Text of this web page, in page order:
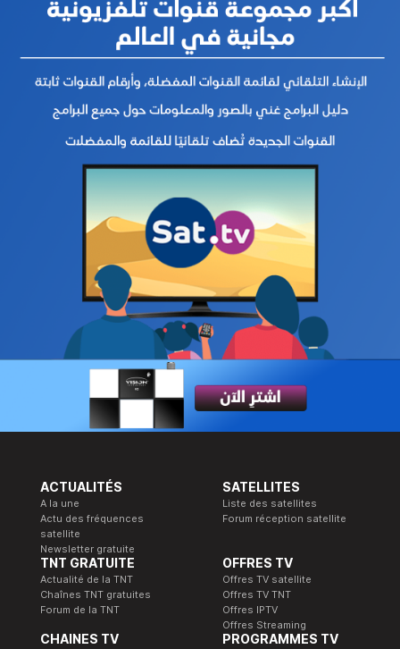
ACTUALITÉS
A la une
Actu des fréquences
satellite
Newsletter gratuite
SATELLITES
Liste des satellites
Forum réception satellite
TNT GRATUITE
Actualité de la TNT
Chaînes TNT gratuites
Forum de la TNT
OFFRES TV
Offres TV satellite
Offres TV TNT
Offres IPTV
Offres Streaming
CHAINES TV PROGRAMMES TV